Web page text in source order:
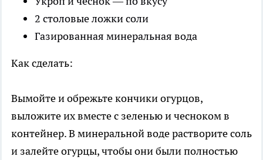
2 столовые ложки соли
Газированная минеральная вода
Как сделать:
Вымойте и обрежьте кончики огурцов,
выложите их вместе с зеленью и чесноком в
контейнер. В минеральной воде растворите соль
и залейте огурцы, чтобы они были полностью